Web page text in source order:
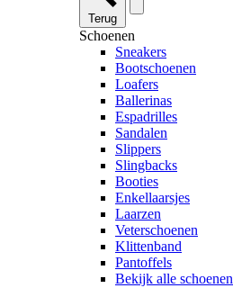
Terug
Schoenen
Sneakers
Bootschoenen
Loafers
Ballerinas
Espadrilles
Sandalen
Slippers
Slingbacks
Booties
Enkellaarsjes
Laarzen
Veterschoenen
Klittenband
Pantoffels
Bekijk alle schoenen